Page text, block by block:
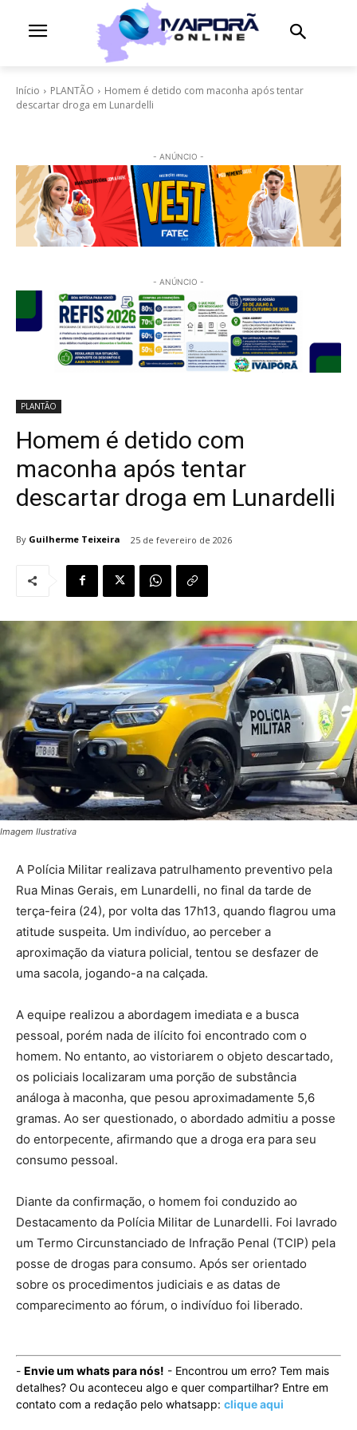
Início PLANTÃO
Homem é detido com maconha após tentar
descartar droga em Lunardelli
- ANÚNCIO -
- ANÚNCIO -
PLANTÃO
Homem é detido com
maconha após tentar
descartar droga em Lunardelli
By Guilherme Teixeira 25 de fevereiro de 2026
Imagem Ilustrativa
A Polícia Militar realizava patrulhamento preventivo pela
Rua Minas Gerais, em Lunardelli, no final da tarde de
terça-feira (24), por volta das 17h13, quando flagrou uma
atitude suspeita. Um indivíduo, ao perceber a
aproximação da viatura policial, tentou se desfazer de
uma sacola, jogando-a na calçada.
A equipe realizou a abordagem imediata e a busca
pessoal, porém nada de ilícito foi encontrado com o
homem. No entanto, ao vistoriarem o objeto descartado,
os policiais localizaram uma porção de substância
análoga à maconha, que pesou aproximadamente 5,6
gramas. Ao ser questionado, o abordado admitiu a posse
do entorpecente, afirmando que a droga era para seu
consumo pessoal.
Diante da confirmação, o homem foi conduzido ao
Destacamento da Polícia Militar de Lunardelli. Foi lavrado
um Termo Circunstanciado de Infração Penal (TCIP) pela
posse de drogas para consumo. Após ser orientado
sobre os procedimentos judiciais e as datas de
comparecimento ao fórum, o indivíduo foi liberado.
- Envie um whats para nós! - Encontrou um erro? Tem mais
detalhes? Ou aconteceu algo e quer compartilhar? Entre em
contato com a redação pelo whatsapp: clique aqui